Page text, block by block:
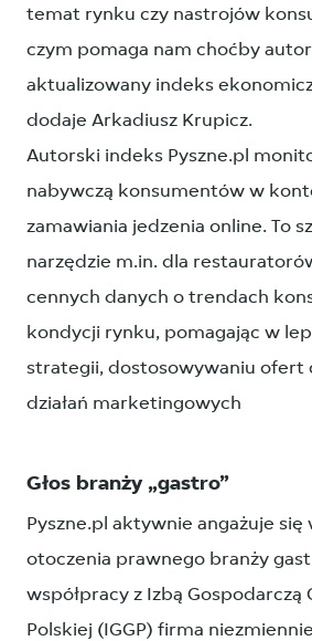
temat rynku czy nastrojów
czym pomaga nam choćby
aktualizowany indeks
dodaje Arkadiusz Krupicz.
Autorski indeks Pyszne.pl
nabywczą konsumentów w
zamawiania jedzenia online. To
narzędzie m.in. dla
cennych danych o trendach
kondycji rynku, pomagając w
strategii, dostosowywaniu ofert
działań marketingowych
Głos branży „gastro”
Pyszne.pl aktywnie angażuje się
otoczenia prawnego branży
współpracy z Izbą Gospodarczą
Polskiej (IGGP) firma